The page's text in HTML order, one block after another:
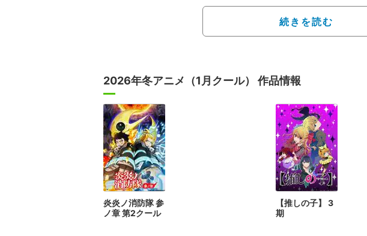
に「女子硬式野球部」を立ち上げる。そこに集うのは、野球に
はじめて触れる少女や、一度はプレーをあきらめた少女、高い
じまる――。
続きを読む
2026年冬アニメ（1月クール） 作品情報
炎炎ノ消防隊 参
ノ章 第2クール
【推しの子】 3
期